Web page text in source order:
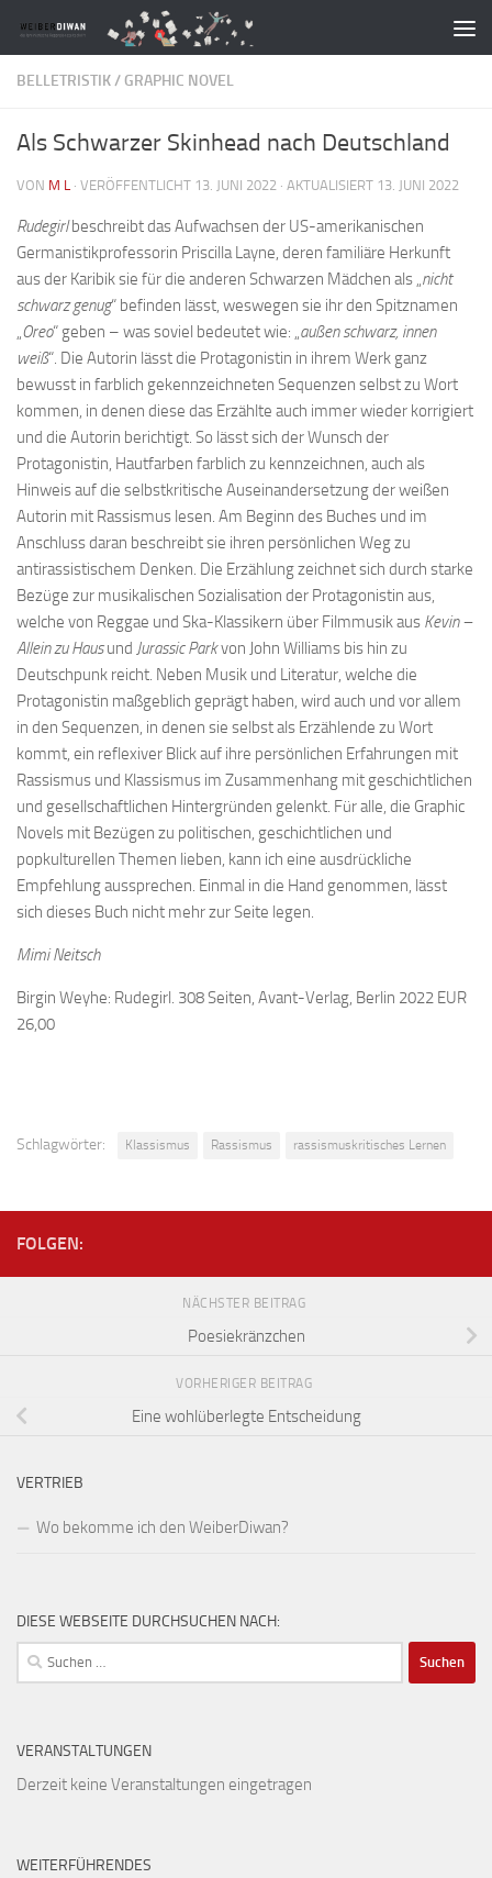
Zum Inhalt springen
BELLETRISTIK/ GRAPHIC NOVEL
Als Schwarzer Skinhead nach Deutschland
VON M L · VERÖFFENTLICHT 13. JUNI 2022 · AKTUALISIERT 13. JUNI 2022
Rudegirlbeschreibt das Aufwachsen der US-amerikanischen
Germanistikprofessorin Priscilla Layne, deren familiäre Herkunft
aus der Karibik sie für die anderen Schwarzen Mädchen als „nicht
schwarz genug“ befinden lässt, weswegen sie ihr den Spitznamen
„Oreo“ geben – was soviel bedeutet wie: „außen schwarz, innen
weiß“. Die Autorin lässt die Protagonistin in ihrem Werk ganz
bewusst in farblich gekennzeichneten Sequenzen selbst zu Wort
kommen, in denen diese das Erzählte auch immer wieder korrigiert
und die Autorin berichtigt. So lässt sich der Wunsch der
Protagonistin, Hautfarben farblich zu kennzeichnen, auch als
Hinweis auf die selbstkritische Auseinandersetzung der weißen
Autorin mit Rassismus lesen. Am Beginn des Buches und im
Anschluss daran beschreibt sie ihren persönlichen Weg zu
antirassistischem Denken. Die Erzählung zeichnet sich durch starke
Bezüge zur musikalischen Sozialisation der Protagonistin aus,
welche von Reggae und Ska-Klassikern über Filmmusik aus Kevin –
Allein zu Hausund Jurassic Parkvon John Williams bis hin zu
Deutschpunk reicht. Neben Musik und Literatur, welche die
Protagonistin maßgeblich geprägt haben, wird auch und vor allem
in den Sequenzen, in denen sie selbst als Erzählende zu Wort
kommt, ein reflexiver Blick auf ihre persönlichen Erfahrungen mit
Rassismus und Klassismus im Zusammenhang mit geschichtlichen
und gesellschaftlichen Hintergründen gelenkt. Für alle, die Graphic
Novels mit Bezügen zu politischen, geschichtlichen und
popkulturellen Themen lieben, kann ich eine ausdrückliche
Empfehlung aussprechen. Einmal in die Hand genommen, lässt
sich dieses Buch nicht mehr zur Seite legen.
Mimi Neitsch
Birgin Weyhe: Rudegirl. 308 Seiten, Avant-Verlag, Berlin 2022 EUR
26,00
Schlagwörter: Klassismus Rassismus rassismuskritisches Lernen
FOLGEN:
NÄCHSTER BEITRAG
Poesiekränzchen
VORHERIGER BEITRAG
Eine wohlüberlegte Entscheidung
VERTRIEB
Wo bekomme ich den WeiberDiwan?
DIESE WEBSEITE DURCHSUCHEN NACH:
Suchen
nach:
VERANSTALTUNGEN
Derzeit keine Veranstaltungen eingetragen
WEITERFÜHRENDES